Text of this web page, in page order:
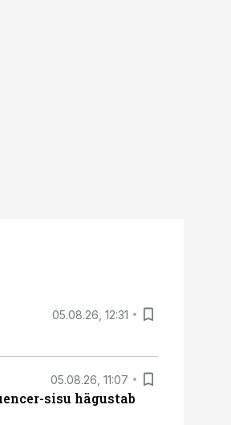
05.08.26, 12:31
05.08.26, 11:07
sisu hägustab